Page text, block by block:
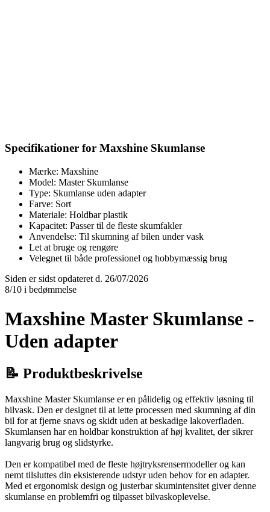
Specifikationer for Maxshine Skumlanse
Mærke: Maxshine
Model: Master Skumlanse
Type: Skumlanse uden adapter
Farve: Sort
Materiale: Holdbar plastik
Kapacitet: Passer til de fleste skumfakler
Anvendelse: Til skumning af bilen under vask
Let at bruge og rengøre
Velegnet til både professionel og hobbymæssig brug
Siden er sidst opdateret d. 26/07/2026
8/10 i bedømmelse
Maxshine Master Skumlanse -
Uden adapter
📝 Produktbeskrivelse
Maxshine Master Skumlanse er en pålidelig og effektiv løsning til
bilvask. Den er designet til at lette processen med skumning af din
bil for at fjerne snavs og skidt uden at beskadige lakoverfladen.
Skumlansen har en holdbar konstruktion af høj kvalitet, der sikrer
langvarig brug og slidstyrke.
Den er kompatibel med de fleste højtryksrensermodeller og kan
nemt tilsluttes din eksisterende udstyr uden behov for en adapter.
Med et ergonomisk design og justerbar skumintensitet giver denne
skumlanse en problemfri og tilpasset bilvaskoplevelse.